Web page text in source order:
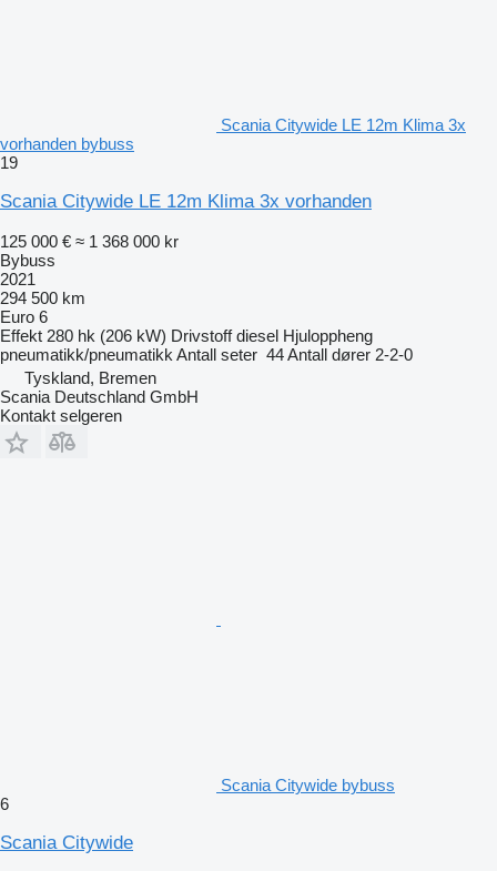
Scania Citywide LE 12m Klima 3x
vorhanden bybuss
19
Scania Citywide LE 12m Klima 3x vorhanden
125 000 € ≈ 1 368 000 kr
Bybuss
2021
294 500 km
Euro 6
Effekt 280 hk (206 kW) Drivstoff diesel Hjuloppheng
pneumatikk/pneumatikk Antall seter 44Antall dører 2-2-0
Tyskland, Bremen
Scania Deutschland GmbH
Kontakt selgeren
Scania Citywide bybuss
6
Scania Citywide